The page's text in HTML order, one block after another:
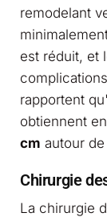
remodelant
est réduit, et
rapportent
obtiennent
cm autour de
Chirurgie
La chirurgie